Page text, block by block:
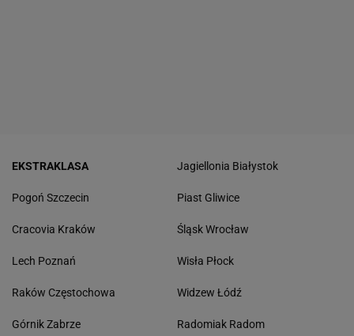
EKSTRAKLASA
Pogoń Szczecin
Cracovia Kraków
Lech Poznań
Raków Częstochowa
Górnik Zabrze
Jagiellonia Białystok
Piast Gliwice
Śląsk Wrocław
Wisła Płock
Widzew Łódź
Radomiak Radom